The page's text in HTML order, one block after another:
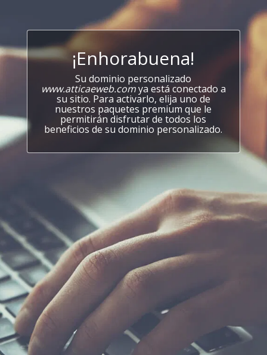
¡Enhorabuena!
Su dominio personalizado
www.atticaeweb.comya está conectado a
su sitio. Para activarlo, elija uno de
nuestros paquetes premium que le
permitirán disfrutar de todos los
beneficios de su dominio personalizado.